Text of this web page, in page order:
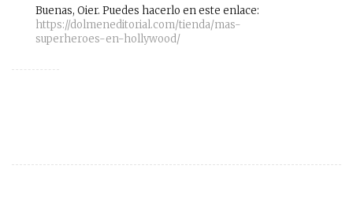
Buenas, Oier. Puedes hacerlo en este enlace:
https://dolmeneditorial.com/tienda/mas-
superheroes-en-hollywood/